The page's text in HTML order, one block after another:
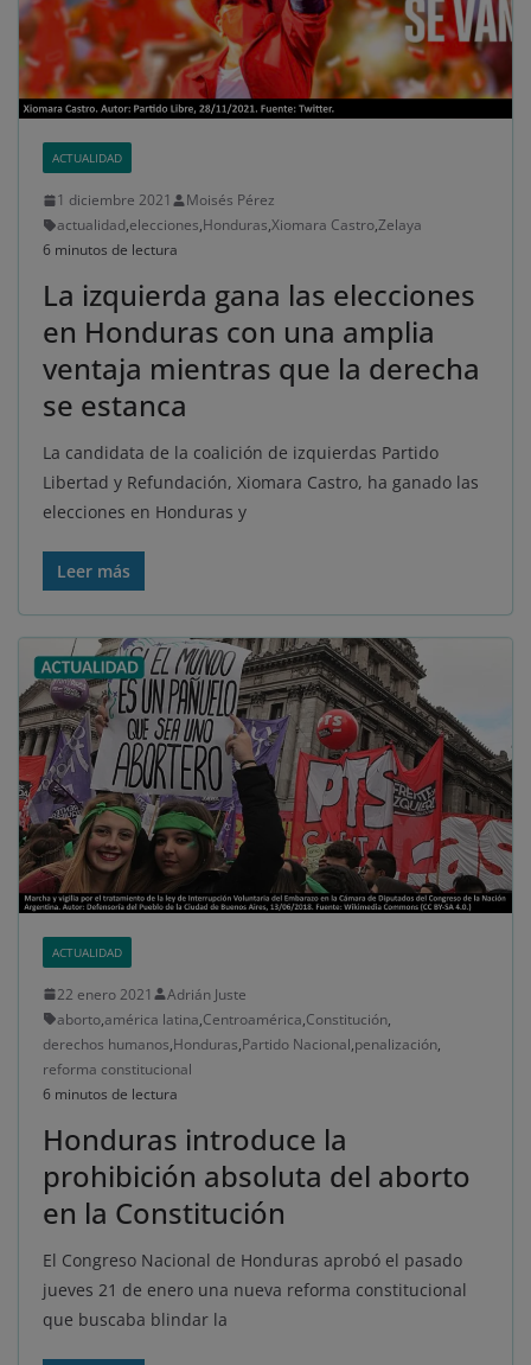
ACTUALIDAD
1 diciembre 2021
Moisés Pérez
actualidad,elecciones,Honduras,Xiomara Castro,Zelaya
6 minutos de lectura
La izquierda gana las elecciones
en Honduras con una amplia
ventaja mientras que la derecha
se estanca
La candidata de la coalición de izquierdas Partido
Libertad y Refundación, Xiomara Castro, ha ganado las
elecciones en Honduras y
Leer más
ACTUALIDAD
22 enero 2021
Adrián Juste
aborto,américa latina,Centroamérica,Constitución,
derechos humanos,Honduras,Partido Nacional,penalización,
reforma constitucional
6 minutos de lectura
Honduras introduce la
prohibición absoluta del aborto
en la Constitución
El Congreso Nacional de Honduras aprobó el pasado
jueves 21 de enero una nueva reforma constitucional
que buscaba blindar la